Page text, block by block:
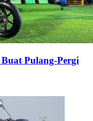
Pulang-Pergi